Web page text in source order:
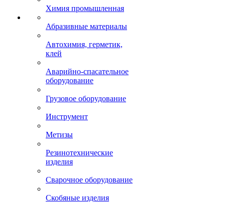
Химия промышленная
Абразивные материалы
Автохимия, герметик,
клей
Аварийно-спасательное
оборудование
Грузовое оборудование
Инструмент
Метизы
Резинотехнические
изделия
Сварочное оборудование
Скобяные изделия